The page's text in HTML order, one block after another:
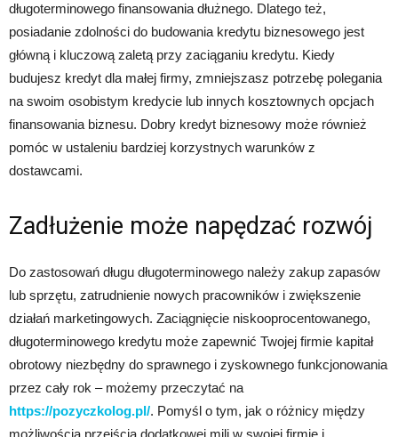
długoterminowego finansowania dłużnego. Dlatego też,
posiadanie zdolności do budowania kredytu biznesowego jest
główną i kluczową zaletą przy zaciąganiu kredytu. Kiedy
budujesz kredyt dla małej firmy, zmniejszasz potrzebę polegania
na swoim osobistym kredycie lub innych kosztownych opcjach
finansowania biznesu. Dobry kredyt biznesowy może również
pomóc w ustaleniu bardziej korzystnych warunków z
dostawcami.
Zadłużenie może napędzać rozwój
Do zastosowań długu długoterminowego należy zakup zapasów
lub sprzętu, zatrudnienie nowych pracowników i zwiększenie
działań marketingowych. Zaciągnięcie niskooprocentowanego,
długoterminowego kredytu może zapewnić Twojej firmie kapitał
obrotowy niezbędny do sprawnego i zyskownego funkcjonowania
przez cały rok – możemy przeczytać na
https://pozyczkolog.pl/. Pomyśl o tym, jak o różnicy między